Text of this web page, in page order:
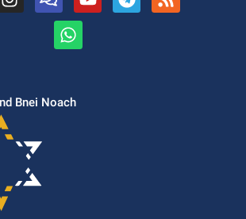
Bnei Noach